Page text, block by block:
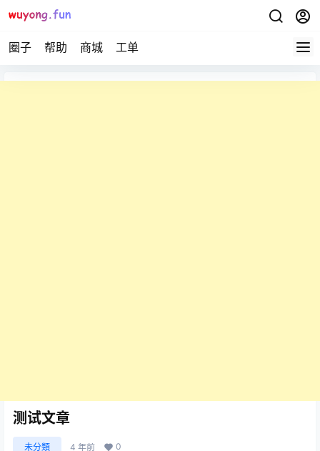
圈子 帮助 商城 工单
测试文章
未分類 4 年前 0